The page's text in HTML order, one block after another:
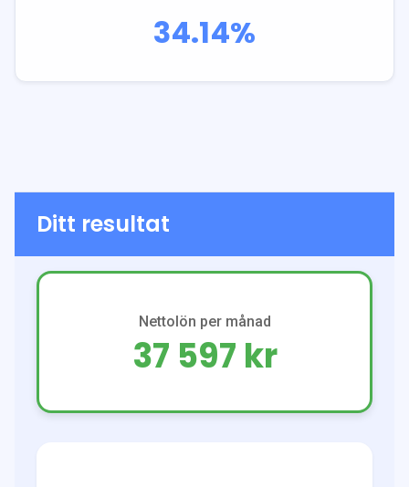
34.14%
Ditt resultat
Nettolön per månad
37 597 kr